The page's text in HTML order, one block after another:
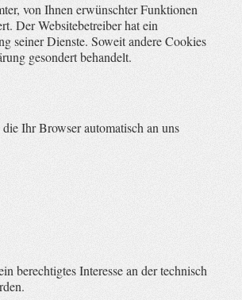
von Ihnen erwünschter Funktionen
Der Websitebetreiber hat ein
seiner Dienste. Soweit andere Cookies
gesondert behandelt.
Ihr Browser automatisch an uns
berechtigtes Interesse an der technisch